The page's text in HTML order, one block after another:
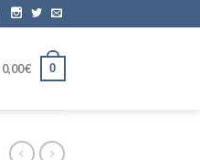
0,00€ 0